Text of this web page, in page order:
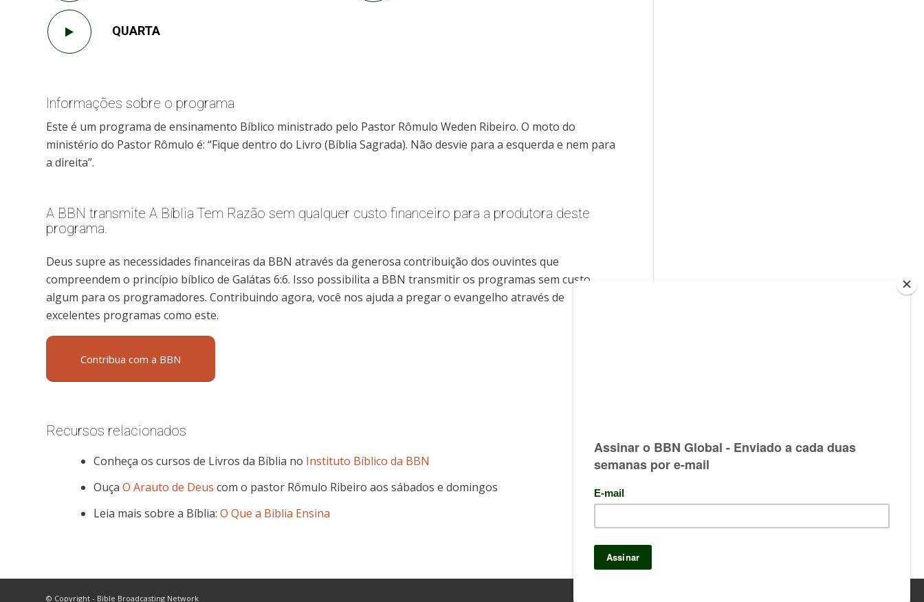
QUARTA
Informações sobre o programa
Este é um programa de ensinamento Bíblico ministrado pelo Pastor Rômulo Weden Ribeiro. O moto do
ministério do Pastor Rômulo é: “Fique dentro do Livro (Bíblia Sagrada). Não desvie para a esquerda e nem para
a direita”.
A BBN transmite A Bíblia Tem Razão sem qualquer custo financeiro para a produtora deste
programa.
Deus supre as necessidades financeiras da BBN através da generosa contribuição dos ouvintes que
compreendem o princípio bíblico de Galátas 6:6. Isso possibilita a BBN transmitir os programas sem custo
algum para os programadores. Contribuindo agora, você nos ajuda a pregar o evangelho através de
excelentes programas como este.
Contribua com a BBN
Recursos relacionados
Conheça os cursos de Livros da Bíblia no Instituto Bíblico da BBN
Ouça O Arauto de Deus com o pastor Rômulo Ribeiro aos sábados e domingos
Leia mais sobre a Bíblia: O Que a Biblia Ensina
© Copyright - Bible Broadcasting Network